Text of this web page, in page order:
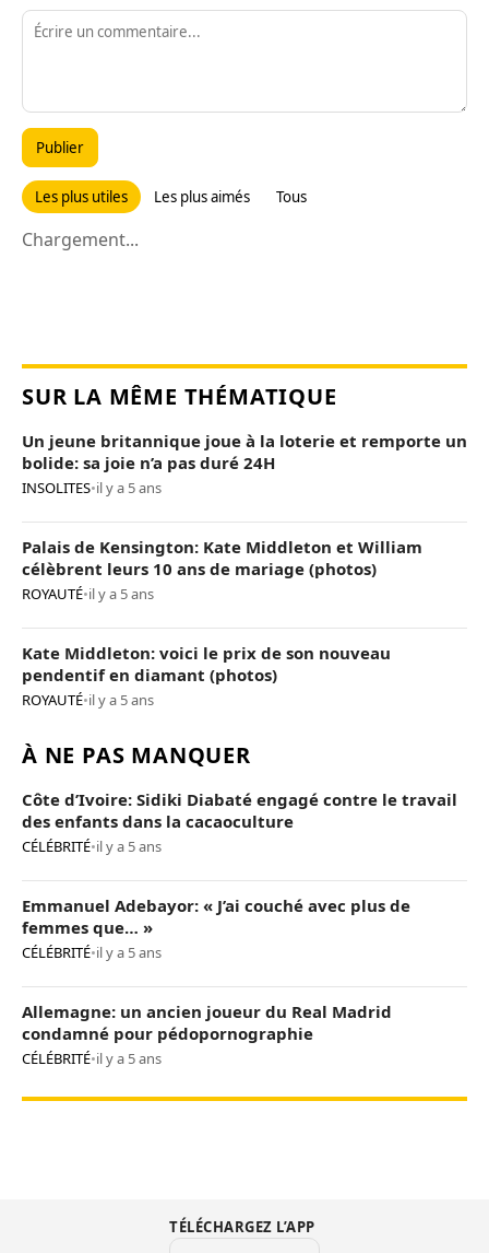
Publier
Les plus utiles Les plus aimés Tous
Chargement...
SUR LA MÊME THÉMATIQUE
Un jeune britannique joue à la loterie et remporte un
bolide: sa joie n’a pas duré 24H
INSOLITES•il y a 5 ans
Palais de Kensington: Kate Middleton et William
célèbrent leurs 10 ans de mariage (photos)
ROYAUTÉ•il y a 5 ans
Kate Middleton: voici le prix de son nouveau
pendentif en diamant (photos)
ROYAUTÉ•il y a 5 ans
À NE PAS MANQUER
Côte d’Ivoire: Sidiki Diabaté engagé contre le travail
des enfants dans la cacaoculture
CÉLÉBRITÉ•il y a 5 ans
Emmanuel Adebayor: « J’ai couché avec plus de
femmes que… »
CÉLÉBRITÉ•il y a 5 ans
Allemagne: un ancien joueur du Real Madrid
condamné pour pédopornographie
CÉLÉBRITÉ•il y a 5 ans
TÉLÉCHARGEZ L’APP